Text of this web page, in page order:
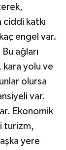
ciddi katkı
engel var.
ağları
yolu ve
olursa
var.
Ekonomik
turizm,
yere